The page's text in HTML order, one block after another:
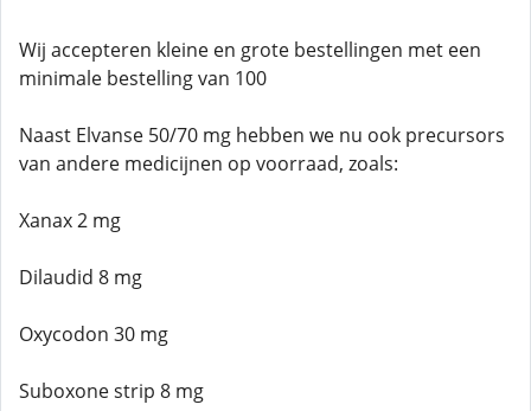
Wij accepteren kleine en grote bestellingen met een
minimale bestelling van 100
Naast Elvanse 50/70 mg hebben we nu ook precursors
van andere medicijnen op voorraad, zoals:
Xanax 2 mg
Dilaudid 8 mg
Oxycodon 30 mg
Suboxone strip 8 mg